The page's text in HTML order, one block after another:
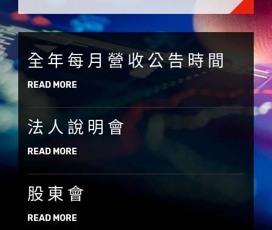
全年每月營收公告時間
READ MORE
法人說明會
READ MORE
股東會
READ MORE